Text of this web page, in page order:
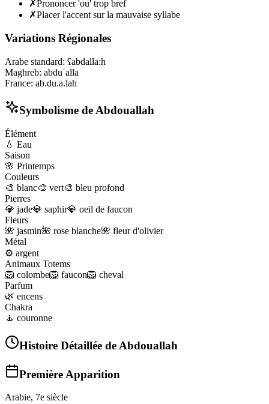
✗Prononcer 'ou' trop bref
✗Placer l'accent sur la mauvaise syllabe
Variations Régionales
Arabe standard: ʕabdallaːh
Maghreb: abduˈalla
France: ab.du.a.lah
Symbolisme deAbdouallah
Élément
💧 Eau
Saison
🌸 Printemps
Couleurs
🎨 blanc🎨 vert🎨 bleu profond
Pierres
💎 jade💎 saphir💎 oeil de faucon
Fleurs
🌺 jasmin🌺 rose blanche🌺 fleur d'olivier
Métal
⚙️ argent
Animaux Totems
🦁 colombe🦁 faucon🦁 cheval
Parfum
🌿 encens
Chakra
🧘 couronne
Histoire Détaillée de Abdouallah
Première Apparition
Arabie, 7e siècle